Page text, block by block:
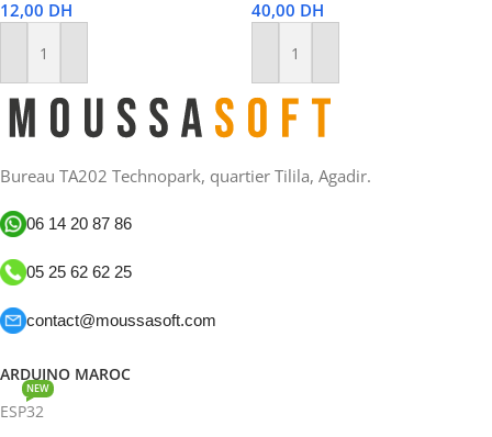
12,00 DH
Ajouter Au Panier
40,00 DH
Ajouter Au Panier
Bureau TA202 Technopark, quartier Tilila, Agadir.
06 14 20 87 86
05 25 62 62 25
contact@moussasoft.com
ARDUINO MAROC
ESP32
NEW